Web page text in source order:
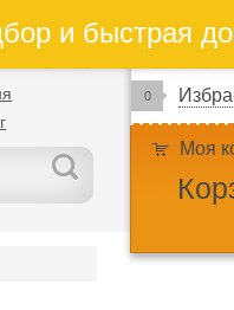
и быстрая
0
Моя